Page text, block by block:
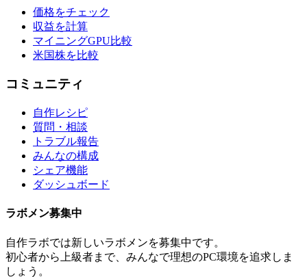
価格をチェック
収益を計算
マイニングGPU比較
米国株を比較
コミュニティ
自作レシピ
質問・相談
トラブル報告
みんなの構成
シェア機能
ダッシュボード
ラボメン募集中
自作ラボでは新しいラボメンを募集中です。
初心者から上級者まで、みんなで理想のPC環境を追求しま
しょう。